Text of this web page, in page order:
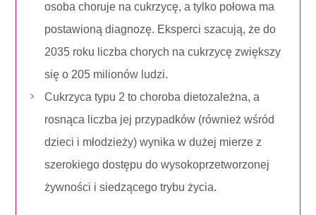
osoba choruje na cukrzycę, a tylko połowa ma
postawioną diagnozę. Eksperci szacują, że do
2035 roku liczba chorych na cukrzycę zwiększy
się o 205 milionów ludzi.
Cukrzyca typu 2 to choroba dietozależna, a
rosnąca liczba jej przypadków (również wśród
dzieci i młodzieży) wynika w dużej mierze z
szerokiego dostępu do wysokoprzetworzonej
żywności i siedzącego trybu życia.